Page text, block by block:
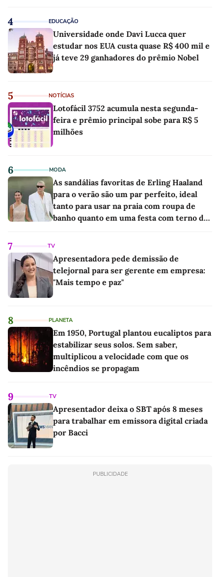
4 EDUCAÇÃO
Universidade onde Davi Lucca quer
estudar nos EUA custa quase R$ 400 mil e
já teve 29 ganhadores do prêmio Nobel
5 NOTÍCIAS
Lotofácil 3752 acumula nesta segunda-
feira e prêmio principal sobe para R$ 5
milhões
6 MODA
As sandálias favoritas de Erling Haaland
para o verão são um par perfeito, ideal
tanto para usar na praia com roupa de
banho quanto em uma festa com terno de
7 TV
Apresentadora pede demissão de
telejornal para ser gerente em empresa:
"Mais tempo e paz"
8 PLANETA
Em 1950, Portugal plantou eucaliptos para
estabilizar seus solos. Sem saber,
multiplicou a velocidade com que os
incêndios se propagam
9 TV
Apresentador deixa o SBT após 8 meses
para trabalhar em emissora digital criada
por Bacci
PUBLICIDADE